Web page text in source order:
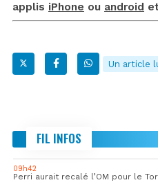
applis iPhone ou android
Un article
FIL INFOS
09h42
Perri aurait recalé l’OM pour le